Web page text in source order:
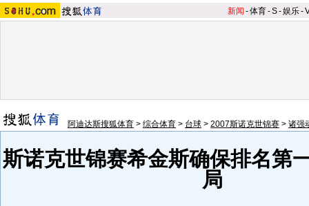
新闻 -体育-S-娱乐-
阿迪达斯搜狐体育 > 综合体育 > 台球 > 2007斯诺克世锦赛 > 诸强
斯诺克世锦赛希金斯确保排名第
局